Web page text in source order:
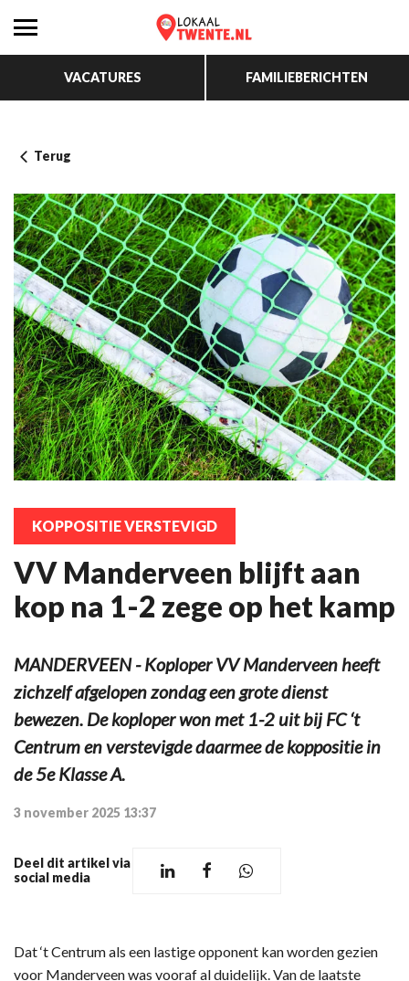
VACATURES FAMILIEBERICHTEN
Terug
KOPPOSITIE VERSTEVIGD
VV Manderveen blijft aan
kop na 1-2 zege op het kamp
MANDERVEEN - Koploper VV Manderveen heeft
zichzelf afgelopen zondag een grote dienst
bewezen. De koploper won met 1-2 uit bij FC ‘t
Centrum en verstevigde daarmee de koppositie in
de 5e Klasse A.
3 november 2025 13:37
Deel dit artikel via
social media
Dat ‘t Centrum als een lastige opponent kan worden gezien
voor Manderveen was vooraf al duidelijk. Van de laatste